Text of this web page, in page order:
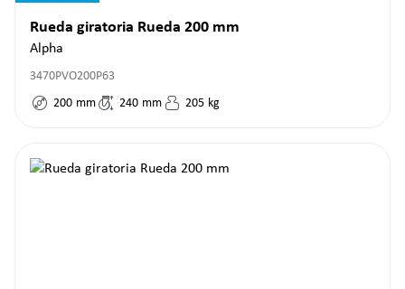
Rueda giratoria Rueda 200 mm
Alpha
3470PVO200P63
200 mm 240 mm 205 kg